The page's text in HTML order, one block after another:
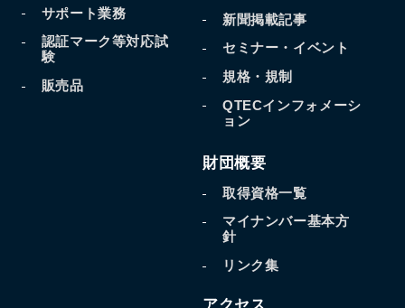
サポート業務
認証マーク等対応試
験
販売品
新聞掲載記事
セミナー・イベント
規格・規制
QTECインフォメーシ
ョン
財団概要
取得資格一覧
マイナンバー基本方
針
リンク集
アクセス